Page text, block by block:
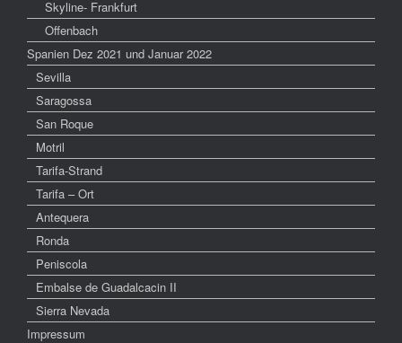
Skyline- Frankfurt
Offenbach
Spanien Dez 2021 und Januar 2022
Sevilla
Saragossa
San Roque
Motril
Tarifa-Strand
Tarifa – Ort
Antequera
Ronda
Peniscola
Embalse de Guadalcacin II
Sierra Nevada
Impressum